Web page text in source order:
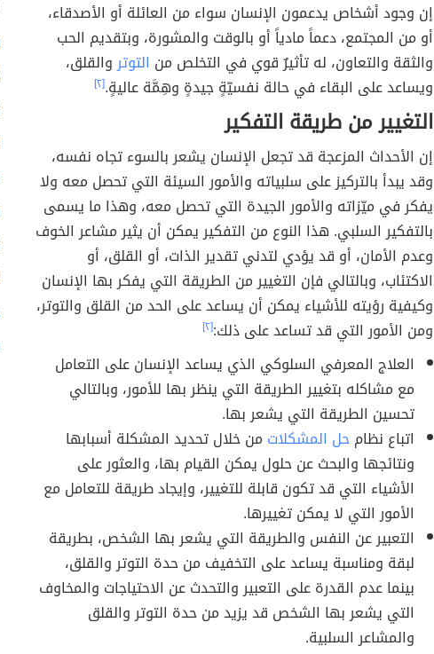
إن وجود أشخاص يدعمون الإنسان سواء من العائلة أو الأصدقاء،
أو من المجتمع، دعماً مادياً أو بالوقت والمشورة، وبتقديم الحب
والثقة والتعاون، له تأثيرٌ قوي في التخلص من التوتروالقلق،
ويساعد على البقاء في حالة نفسيّةٍ جيدةٍ وهِمَّة عاليةٍ.[٢]
التغيير من طريقة التفكير
إن الأحداث المزعجة قد تجعل الإنسان يشعر بالسوء تجاه نفسه،
وقد يبدأ بالتركيز على سلبياته والأمور السيئة التي تحصل معه ولا
يفكر في ميّزاته والأمور الجيدة التي تحصل معه، وهذا ما يسمى
بالتفكير السلبي. هذا النوع من التفكير يمكن أن يثير مشاعر الخوف
وعدم الأمان، أو قد يؤدي لتدني تقدير الذات، أو القلق، أو
الاكتئاب، وبالتالي فإن التغيير من الطريقة التي يفكر بها الإنسان
وكيفية رؤيته للأشياء يمكن أن يساعد على الحد من القلق والتوتر،
ومن الأمور التي قد تساعد على ذلك:[٢]
العلاج المعرفي السلوكي الذي يساعد الإنسان على التعامل
مع مشاكله بتغيير الطريقة التي ينظر بها للأمور، وبالتالي
تحسين الطريقة التي يشعر بها.
اتباع نظامحل المشكلات من خلال تحديد المشكلة أسبابها
ونتائجها والبحث عن حلول يمكن القيام بها، والعثور على
الأشياء التي قد تكون قابلة للتغيير، وإيجاد طريقة للتعامل مع
الأمور التي لا يمكن تغييرها.
التعبير عن النفس والطريقة التي يشعر بها الشخص، بطريقة
لبقة ومناسبة يساعد على التخفيف من حدة التوتر والقلق،
بينما عدم القدرة على التعبير والتحدث عن الاحتياجات والمخاوف
التي يشعر بها الشخص قد يزيد من حدة التوتر والقلق
والمشاعر السلبية.